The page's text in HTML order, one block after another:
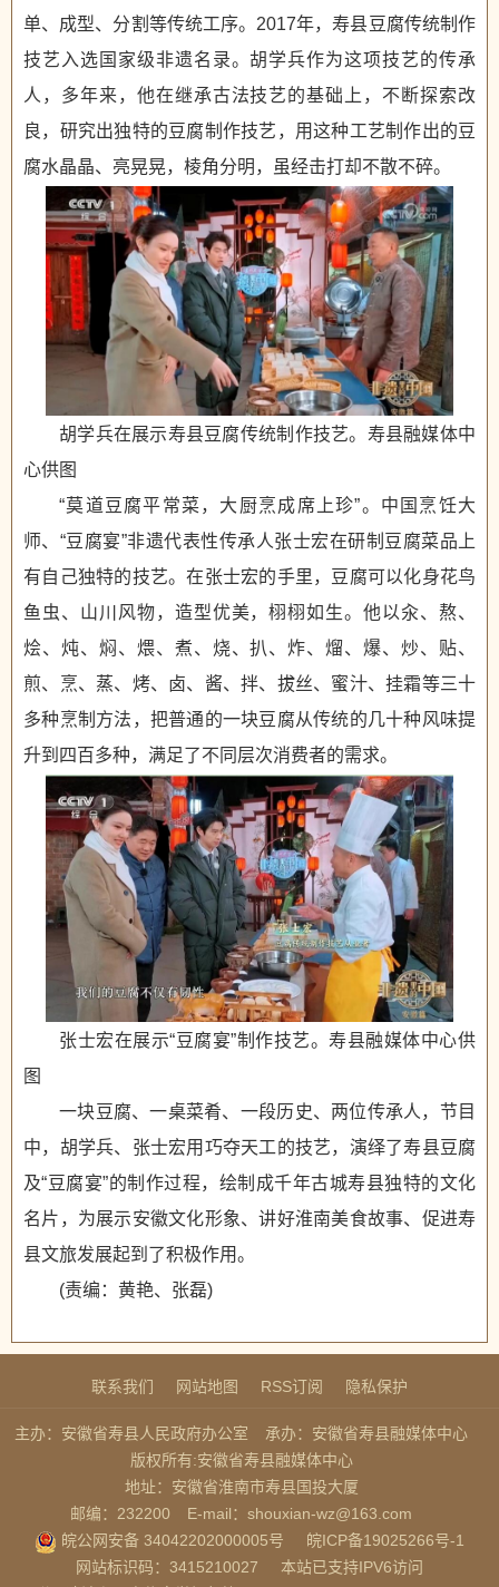
单、成型、分割等传统工序。2017年，寿县豆腐传统制作
技艺入选国家级非遗名录。胡学兵作为这项技艺的传承
人，多年来，他在继承古法技艺的基础上，不断探索改
良，研究出独特的豆腐制作技艺，用这种工艺制作出的豆
腐水晶晶、亮晃晃，棱角分明，虽经击打却不散不碎。
胡学兵在展示寿县豆腐传统制作技艺。寿县融媒体中
心供图
“莫道豆腐平常菜，大厨烹成席上珍”。中国烹饪大
师、“豆腐宴”非遗代表性传承人张士宏在研制豆腐菜品上
有自己独特的技艺。在张士宏的手里，豆腐可以化身花鸟
鱼虫、山川风物，造型优美，栩栩如生。他以汆、熬、
烩、炖、焖、煨、煮、烧、扒、炸、熘、爆、炒、贴、
煎、烹、蒸、烤、卤、酱、拌、拔丝、蜜汁、挂霜等三十
多种烹制方法，把普通的一块豆腐从传统的几十种风味提
升到四百多种，满足了不同层次消费者的需求。
张士宏在展示“豆腐宴”制作技艺。寿县融媒体中心供
图
一块豆腐、一桌菜肴、一段历史、两位传承人，节目
中，胡学兵、张士宏用巧夺天工的技艺，演绎了寿县豆腐
及“豆腐宴”的制作过程，绘制成千年古城寿县独特的文化
名片，为展示安徽文化形象、讲好淮南美食故事、促进寿
县文旅发展起到了积极作用。
(责编：黄艳、张磊)
联系我们 网站地图 RSS订阅 隐私保护
主办：安徽省寿县人民政府办公室
承办：安徽省寿县融媒体中心
版权所有:安徽省寿县融媒体中心
地址：安徽省淮南市寿县国投大厦
邮编：232200
E-mail：shouxian-wz@163.com
皖公网安备 34042202000005号
皖ICP备19025266号-1
网站标识码：3415210027
本站已支持IPV6访问